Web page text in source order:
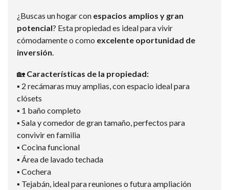
¿Buscas un hogar con espacios amplios y gran
potencial? Esta propiedad es ideal para vivir
cómodamente o como excelente oportunidad de
inversión.
🏡 Características de la propiedad:
▪️ 2 recámaras muy amplias, con espacio ideal para
clósets
▪️ 1 baño completo
▪️ Sala y comedor de gran tamaño, perfectos para
convivir en familia
▪️ Cocina funcional
▪️ Área de lavado techada
▪️ Cochera
▪️ Tejabán, ideal para reuniones o futura ampliación